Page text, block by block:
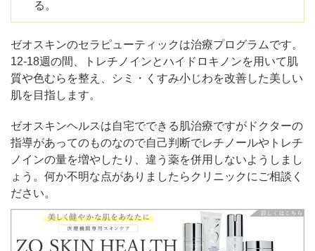
る。
ゼオスキンのセラピューティックは治療プログラムです。
12-18週の間、トレチノインとハイドロキノンを用いて肌
質や色むらを整え、シミ・くすみ小じわを改善した美しい
肌を目指します。
ゼオスキンヘルスは自宅でできる肌治療ですがドクターの
指導があってのものなので自己判断でレチノールやトレチ
ノインの量を増やしたり、違う薬を併用しないようしまし
ょう。何か不明な点がありましたらクリニックにご相談く
ださい。